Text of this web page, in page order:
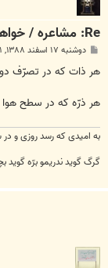
Re: مشاعره / خواهشمندم شرکت بفرماييد.
پ
ت
دوشنبه ۱۷ اسفند ۱۳۸۸, ۳:۳۱ ب.ظ
هر ذات که در تصرّف
هر ذرّه که در سطح
به امیدی که رسد روزی و
گرگ گوید ندریمو برّه گوید